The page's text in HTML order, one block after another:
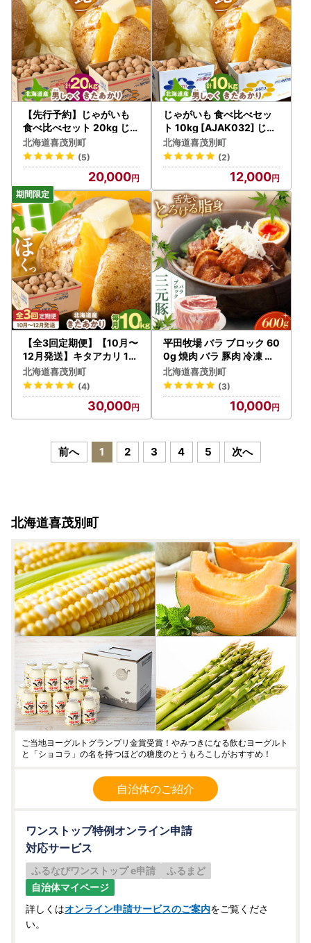
【先行予約】じゃがいも
食べ比べセット 20kg じゃ
がいも AJAK014
北海道喜茂別町
(5)
20,000
じゃがいも 食べ比べセッ
ト 10kg [AJAK032] じゃ
がいも
北海道喜茂別町
(2)
12,000
【全3回定期便】【10月〜
12月発送】キタアカリ 10
kg [AJAK019] じゃがい
も
北海道喜茂別町
(4)
30,000
平田牧場 バラ ブロック 60
0g 焼肉 バラ 豚肉 冷凍 家
族 [AJAP072]
北海道喜茂別町
(3)
10,000
前へ 1 2 3 4 5 次へ
北海道喜茂別町
ご当地ヨーグルトグランプリ金賞受賞！やみつきになる飲むヨーグルト
と「ショコラ」の名を持つほどの糖度のとうもろこしがおすすめ！
自治体のご紹介
ワンストップ特例オンライン申請
対応サービス
ふるなびワンストップ e申請
ふるまど
自治体マイページ
詳しくはオンライン申請サービスのご案内をご覧くださ
い。